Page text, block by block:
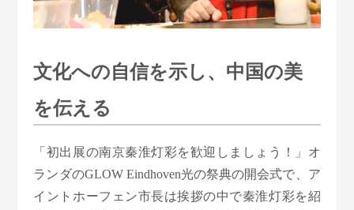
文化への自信を示し、中国の美
を伝える
「初出展の南京秦淮灯彩を歓迎しましょう！」オ
ランダのGLOW Eindhoven光の祭典の開会式で、ア
イントホーフェン市長は挨拶の中で秦淮灯彩を紹